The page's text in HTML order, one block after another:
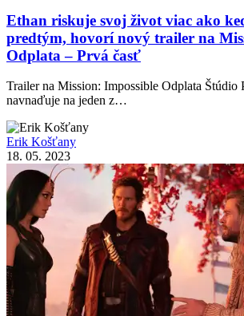
Ethan riskuje svoj život viac ako
predtým, hovorí nový trailer na
Odplata – Prvá časť
Trailer na Mission: Impossible Odplata Štúdio
navnaďuje na jeden z…
Erik Košťany
18. 05. 2023